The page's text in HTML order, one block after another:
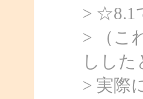
> ☆8.1
> （こ
しし
> 実際